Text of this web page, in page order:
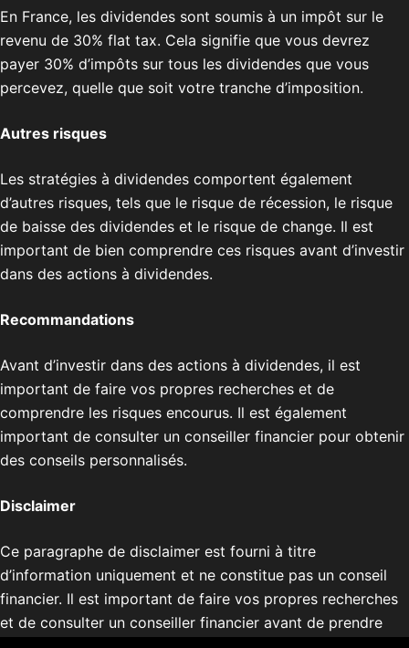
En France, les dividendes sont soumis à un impôt sur le
revenu de 30% flat tax. Cela signifie que vous devrez
payer 30% d’impôts sur tous les dividendes que vous
percevez, quelle que soit votre tranche d’imposition.
Autres risques
Les stratégies à dividendes comportent également
d’autres risques, tels que le risque de récession, le risque
de baisse des dividendes et le risque de change. Il est
important de bien comprendre ces risques avant d’investir
dans des actions à dividendes.
Recommandations
Avant d’investir dans des actions à dividendes, il est
important de faire vos propres recherches et de
comprendre les risques encourus. Il est également
important de consulter un conseiller financier pour obtenir
des conseils personnalisés.
Disclaimer
Ce paragraphe de disclaimer est fourni à titre
d’information uniquement et ne constitue pas un conseil
financier. Il est important de faire vos propres recherches
et de consulter un conseiller financier avant de prendre